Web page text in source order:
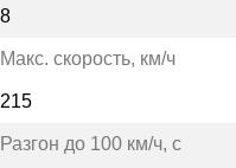
8
Макс. скорость, км/ч
215
Разгон до 100 км/ч, с